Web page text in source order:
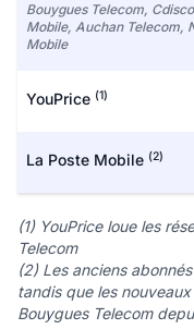
Bouygues Telecom,
Mobile, Auchan Telecom,
Mobile
YouPrice (1)
La Poste Mobile (2)
(1) YouPrice loue les
Telecom
(2) Les anciens
tandis que les
Bouygues Telecom